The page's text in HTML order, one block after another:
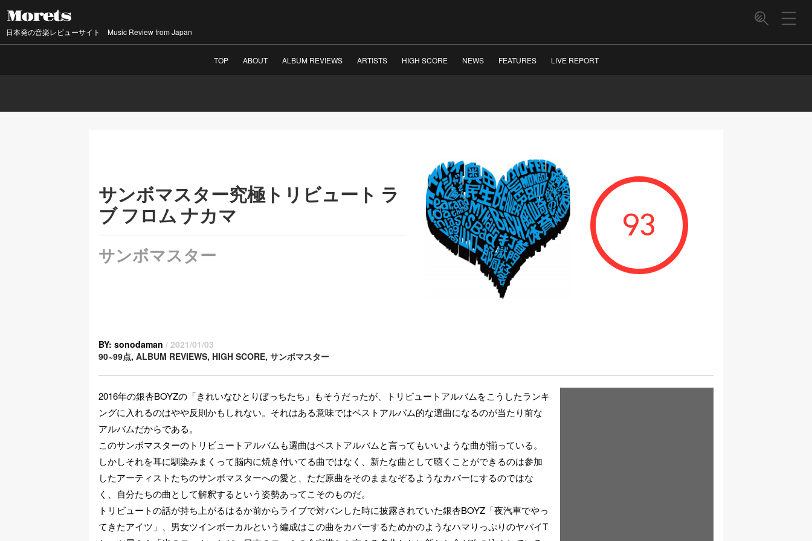
日本発の音楽レビューサイト Music Review from Japan
TOP ABOUT ALBUM REVIEWS ARTISTS HIGH SCORE NEWS FEATURES LIVE REPORT
サンボマスター究極トリビュート ラ
ブ フロム ナカマ
サンボマスター
93
BY: sonodaman / 2021/01/03
90~99点, ALBUM REVIEWS, HIGH SCORE, サンボマスター
2016年の銀杏BOYZの「きれいなひとりぼっちたち」もそうだったが、トリビュートアルバムをこうしたランキ
ングに入れるのはやや反則かもしれない。それはある意味ではベストアルバム的な選曲になるのが当たり前な
アルバムだからである。
このサンボマスターのトリビュートアルバムも選曲はベストアルバムと言ってもいいような曲が揃っている。
しかしそれを耳に馴染みまくって脳内に焼き付いてる曲ではなく、新たな曲として聴くことができるのは参加
したアーティストたちのサンボマスターへの愛と、ただ原曲をそのままなぞるようなカバーにするのではな
く、自分たちの曲として解釈するという姿勢あってこそのものだ。
トリビュートの話が持ち上がるはるか前からライブで対バンした時に披露されていた銀杏BOYZ「夜汽車でやっ
てきたアイツ」、男女ツインボーカルという編成はこの曲をカバーするためかのようなハマりっぷりのヤバイT